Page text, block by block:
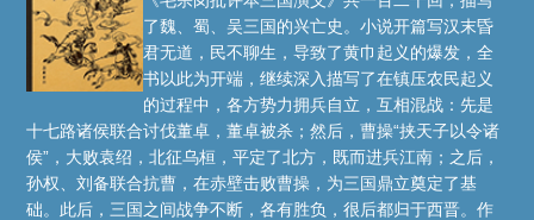
了魏、蜀、吴三国的兴亡史。小说开篇写汉末昏
君无道，民不聊生，导致了黄巾起义的爆发，全
书以此为开端，继续深入描写了在镇压农民起义
的过程中，各方势力拥兵自立，互相混战：先是
十七路诸侯联合讨伐董卓，董卓被杀；然后，曹操“挟天子以令诸
侯”，大败袁绍，北征乌桓，平定了北方，既而进兵江南；之后，
孙权、刘备联合抗曹，在赤壁击败曹操，为三国鼎立奠定了基
础。此后，三国之间战争不断，各有胜负，很后都归于西晋。作